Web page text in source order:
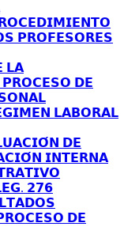
𝗣𝗥𝗢𝗙𝗘𝗦𝗢𝗥𝗘𝗦
𝗟𝗔
𝗣𝗥𝗢𝗖𝗘𝗦𝗢 𝗗𝗘
𝗟𝗔𝗕𝗢𝗥𝗔𝗟
𝗗𝗘
𝗜𝗡𝗧𝗘𝗥𝗡𝗔
𝟮𝟳𝟲
𝗗𝗘